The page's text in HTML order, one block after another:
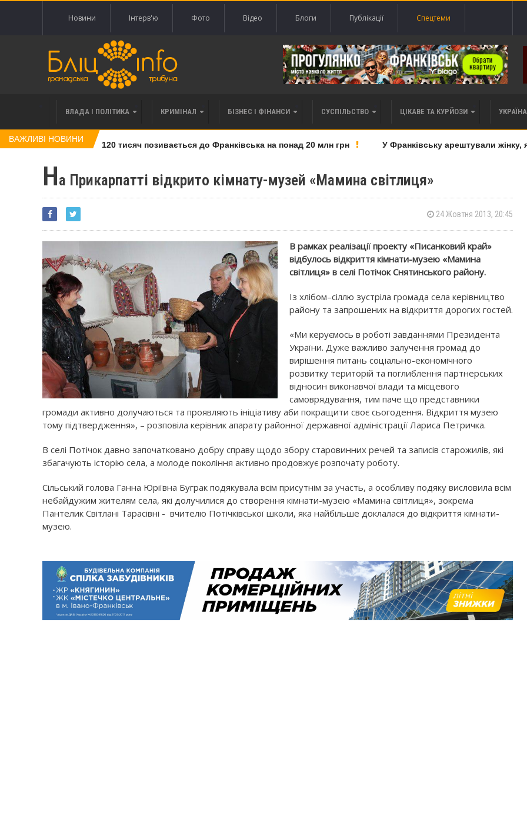
Новини Інтерв'ю Фото Відео Блоги Публікації Спецтеми
ВЛАДА І ПОЛІТИКА КРИМІНАЛ БІЗНЕС І ФІНАНСИ СУСПІЛЬСТВО ЦІКАВЕ ТА КУРЙОЗИ
ВАЖЛИВІ НОВИНИ
права вимоги за 120 тисяч позивається до Франківська на понад 20 млн грн У Франківську арештували жінку,
На Прикарпатті відкрито кімнату-музей «Мамина світлиця»
24 Жовтня 2013, 20:45
В рамках реалізації проекту «Писанковий край»
відбулось відкриття кімнати-музею «Мамина
світлиця» в селі Потічок Снятинського району.
Із хлібом–сіллю зустріла громада села керівництво
району та запрошених на відкриття дорогих гостей.
«Ми керуємось в роботі завданнями Президента
України. Дуже важливо залучення громад до
вирішення питань соціально-економічного
розвитку територій та поглиблення партнерських
відносин виконавчої влади та місцевого
самоврядування, тим паче що представники
громади активно долучаються та проявляють ініціативу аби покращити своє сьогодення. Відкриття музею
тому підтвердження», – розповіла керівник апарату районної державної адміністрації Лариса Петричка.
В селі Потічок давно започатковано добру справу щодо збору старовинних речей та записів старожилів, які
збагачують історію села, а молоде покоління активно продовжує розпочату роботу.
Сільський голова Ганна Юріївна Буграк подякувала всім присутнім за участь, а особливу подяку висловила всім
небайдужим жителям села, які долучилися до створення кімнати-музею «Мамина світлиця», зокрема
Пантелик Світлані Тарасівні - вчителю Потічківської школи, яка найбільше доклалася до відкриття кімнати-
музею.